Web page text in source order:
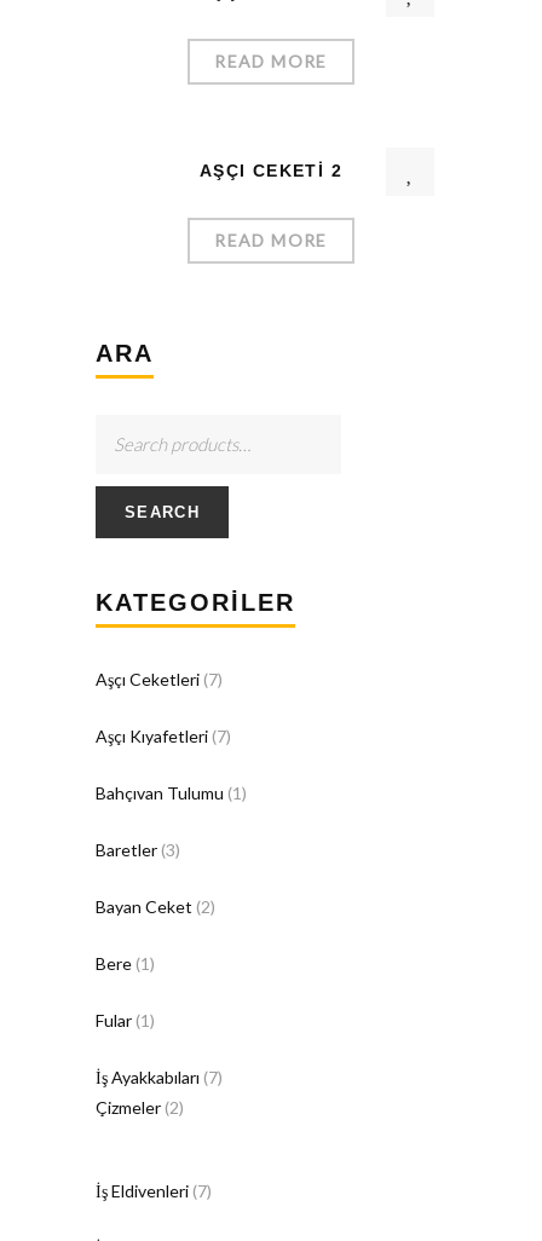
READ MORE
AŞÇI CEKETI 2
READ MORE
ARA
SEARCH
KATEGORILER
Aşçı Ceketleri (7)
Aşçı Kıyafetleri (7)
Bahçıvan Tulumu (1)
Baretler (3)
Bayan Ceket (2)
Bere (1)
Fular (1)
İş Ayakkabıları (7)
Çizmeler (2)
İş Eldivenleri (7)